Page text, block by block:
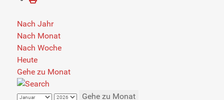
Nach Jahr
Nach Monat
Nach Woche
Heute
Gehe zu Monat
Gehe zu Monat